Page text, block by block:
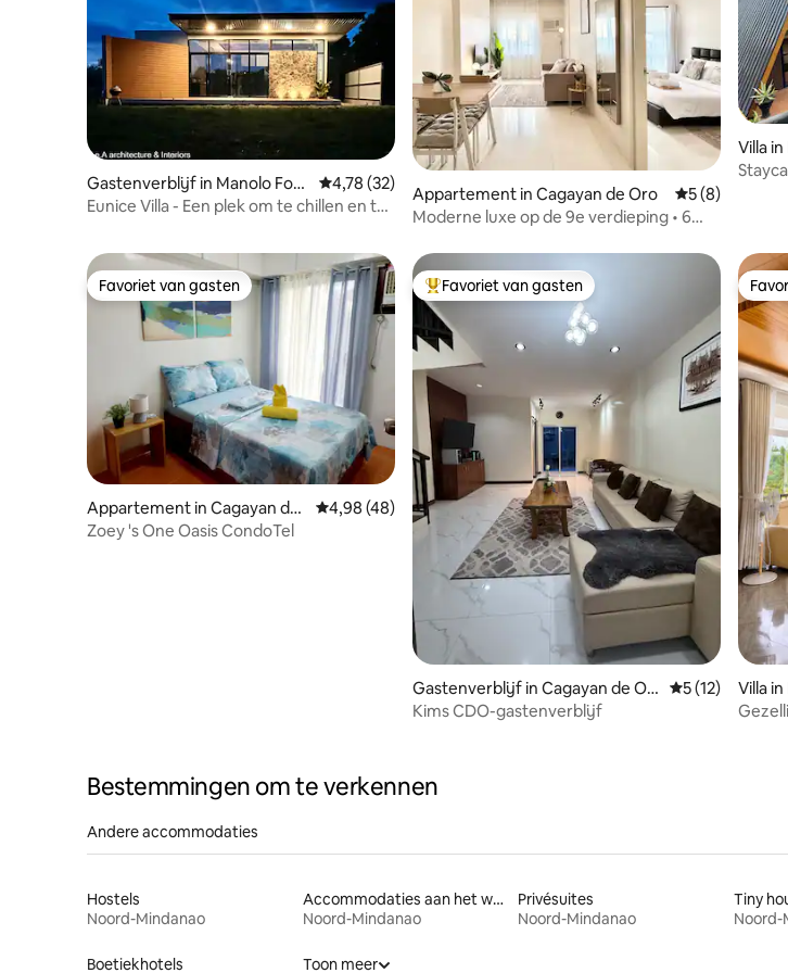
Gastenverblijf in Manolo Forti
ch
Gemiddelde beoordeling van 4,78 uit 5, 32 recensies
4,78 (32)
Eunice Villa - Een plek om te chillen en te
Appartement in Cagayan de Oro Gemiddelde
5 (8)
Moderne luxe op de 9e verdieping • 6
Villa
Favoriet van gasten
Favoriet van gasten
Appartement in Cagayan de
Oro
Gemiddelde beoordeling van 4,98 uit 5, 48 recensies
4,98 (48)
Zoey 's One Oasis CondoTel
Topfavoriet van gasten
Favoriet van gasten
Gastenverblijf in Cagayan de Or
o
Gemiddelde
5 (12)
Kims CDO-gastenverblijf
Villa
Bestemmingen om te verkennen
Andere accommodaties
Hostels
Noord-Mindanao
Accommodaties aan het water
Noord-Mindanao
Privésuites
Noord-Mindanao
Tiny
Noord-
Boetiekhotels Toon meer